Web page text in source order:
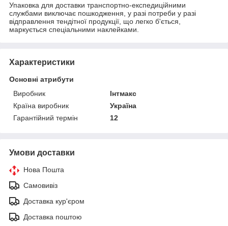
Упаковка для доставки транспортно-експедиційними
службами виключає пошкодження, у разі потреби у разі
відправлення тендітної продукції, що легко б'ється,
маркується спеціальними наклейками.
Характеристики
Основні атрибути
Виробник
Інтмакс
Країна виробник
Україна
Гарантійний термін
12
Умови доставки
Нова Пошта
Самовивіз
Доставка кур'єром
Доставка поштою